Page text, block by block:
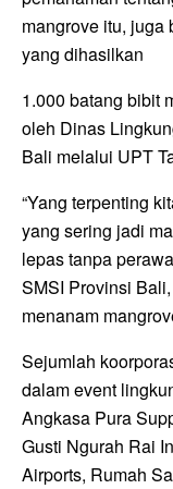
mangrove itu,
yang dihasilkan
1.000 batang bibit
oleh Dinas
Bali melalui UPT
“Yang terpenting
yang sering jadi
lepas tanpa
SMSI Provinsi
menanam
Sejumlah
dalam event
Angkasa Pura
Gusti Ngurah Rai
Airports, Rumah